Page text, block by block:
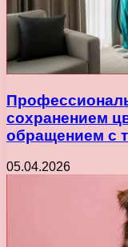
сохранением
обращением с
05.04.2026